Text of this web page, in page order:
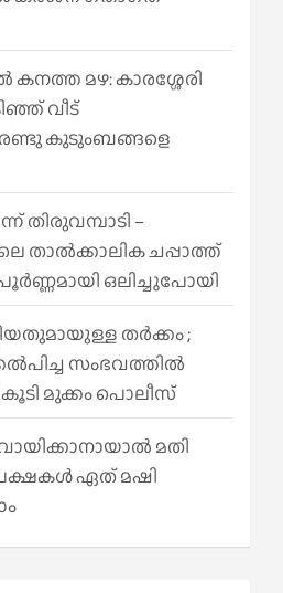
മഴ: കാരശ്ശേരി
വീട്
കുടുംബങ്ങളെ
തിരുവമ്പാടി –
താൽക്കാലിക ചപ്പാത്ത്
ഒലിച്ചുപോയി
തർക്കം ;
സംഭവത്തിൽ
മുക്കം പൊലീസ്
മതി​
ഏത് മഷി